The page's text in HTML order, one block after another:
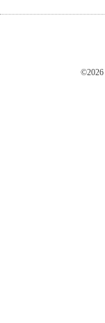
©2026